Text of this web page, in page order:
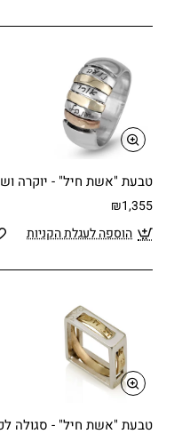
טבעת "אשת חיל" - יוקרה
₪1,355
הוספה לעגלת הקניות
טבעת "אשת חיל" - סגולה